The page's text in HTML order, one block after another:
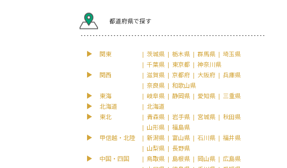
都道府県で探す
関東 茨城県 栃木県 群馬県
埼玉県
千葉県
東京都
神奈川県
関西
滋賀県 京都府 大阪府
兵庫県
奈良県
和歌山県
東海
岐阜県 静岡県 愛知県
三重県
北海道
北海道
東北
青森県 岩手県 宮城県
秋田県
山形県
福島県
甲信越・北陸
新潟県 富山県 石川県
福井県
山梨県
長野県
中国・四国
鳥取県 島根県 岡山県
広島県